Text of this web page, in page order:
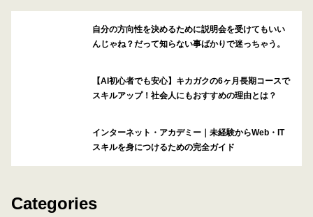
自分の方向性を決めるために説明会を受けてもいい
んじゃね？だって知らない事ばかりで迷っちゃう。
【AI初心者でも安心】キカガクの6ヶ月長期コースで
スキルアップ！社会人にもおすすめの理由とは？
インターネット・アカデミー｜未経験からWeb・IT
スキルを身につけるための完全ガイド
Categories